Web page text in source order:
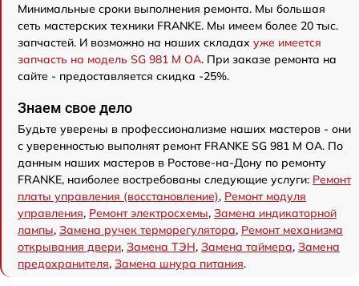
Минимальные сроки выполнения ремонта. Мы большая
сеть мастерских техники FRANKE. Мы имеем более 20 тыс.
запчастей. И возможно на наших складах уже имеется
запчасть на модель SG 981 M OA. При заказе ремонта на
сайте - предоставляется скидка -25%.
Знаем свое дело
Будьте уверены в профессионализме наших мастеров - они
с уверенностью выполнят ремонт FRANKE SG 981 M OA. По
данным наших мастеров в Ростове-на-Дону по ремонту
FRANKE, наиболее востребованы следующие услуги: Ремонт
платы управления (восстановление), Ремонт модуля
управления, Ремонт электросхемы, Замена индикаторной
лампы, Замена ручек терморегулятора, Ремонт механизма
открывания двери, Замена ТЭН, Замена таймера, Замена
предохранителя, Замена шнура питания.